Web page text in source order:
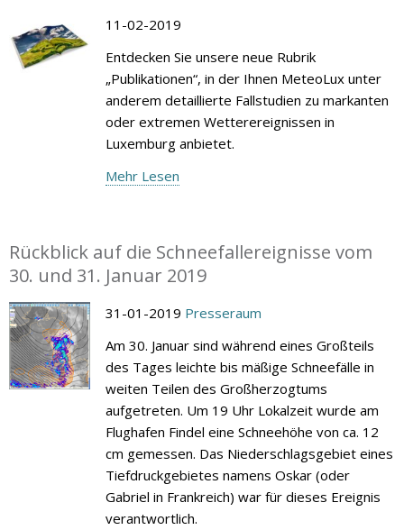
11-02-2019
Entdecken Sie unsere neue Rubrik
„Publikationen“, in der Ihnen MeteoLux unter
anderem detaillierte Fallstudien zu markanten
oder extremen Wetterereignissen in
Luxemburg anbietet.
Mehr Lesen
Rückblick auf die Schneefallereignisse vom
30. und 31. Januar 2019
31-01-2019 Presseraum
Am 30. Januar sind während eines Großteils
des Tages leichte bis mäßige Schneefälle in
weiten Teilen des Großherzogtums
aufgetreten. Um 19 Uhr Lokalzeit wurde am
Flughafen Findel eine Schneehöhe von ca. 12
cm gemessen. Das Niederschlagsgebiet eines
Tiefdruckgebietes namens Oskar (oder
Gabriel in Frankreich) war für dieses Ereignis
verantwortlich.